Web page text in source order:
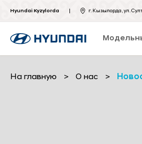
Hyundai Kyzylorda г. Кызылорда, ул.
На главную > О нас >